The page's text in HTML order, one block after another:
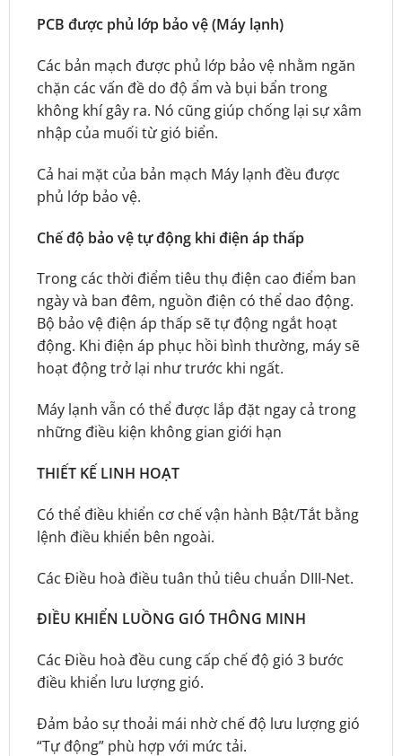
PCB được phủ lớp bảo vệ (Máy lạnh)
Các bản mạch được phủ lớp bảo vệ nhằm ngăn
chặn các vấn đề do độ ẩm và bụi bẩn trong
không khí gây ra. Nó cũng giúp chống lại sự xâm
nhập của muối từ gió biển.
Cả hai mặt của bản mạch Máy lạnh đều được
phủ lớp bảo vệ.
Chế độ bảo vệ tự động khi điện áp thấp
Trong các thời điểm tiêu thụ điện cao điểm ban
ngày và ban đêm, nguồn điện có thể dao động.
Bộ bảo vệ điện áp thấp sẽ tự động ngắt hoạt
động. Khi điện áp phục hồi bình thường, máy sẽ
hoạt động trở lại như trước khi ngất.
Máy lạnh vẫn có thể được lắp đặt ngay cả trong
những điều kiện không gian giới hạn
THIẾT KẾ LINH HOẠT
Có thể điều khiển cơ chế vận hành Bật/Tắt bằng
lệnh điều khiển bên ngoài.
Các Điều hoà điều tuân thủ tiêu chuẩn DIII-Net.
ĐIỀU KHIỂN LUỒNG GIÓ THÔNG MINH
Các Điều hoà đều cung cấp chế độ gió 3 bước
điều khiển lưu lượng gió.
Đảm bảo sự thoải mái nhờ chế độ lưu lượng gió
“Tự động” phù hợp với mức tải.